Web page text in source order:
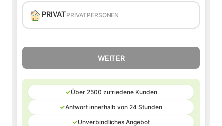
PRIVATPRIVATPERSONEN
WEITER
✓Über 2500 zufriedene Kunden
✓Antwort innerhalb von 24 Stunden
✓Unverbindliches Angebot